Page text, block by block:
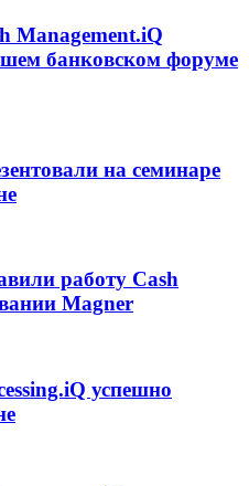
Management.iQ
банковском форуме
на семинаре
работу Cash
Magner
успешно